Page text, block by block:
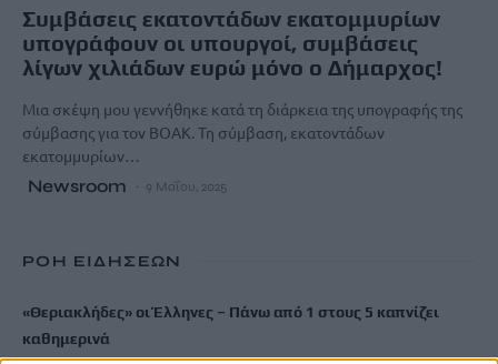
Συμβάσεις εκατοντάδων εκατομμυρίων
υπογράφουν οι υπουργοί, συμβάσεις
λίγων χιλιάδων ευρώ μόνο ο Δήμαρχος!
Μια σκέψη μου γεννήθηκε κατά τη διάρκεια της υπογραφής της
σύμβασης για τον ΒΟΑΚ. Τη σύμβαση, εκατοντάδων
εκατομμυρίων…
Newsroom 9 Μαΐου, 2025
ΡΟΗ ΕΙΔΗΣΕΩΝ
«Θεριακλήδες» οι Έλληνες – Πάνω από 1 στους 5 καπνίζει
καθημερινά